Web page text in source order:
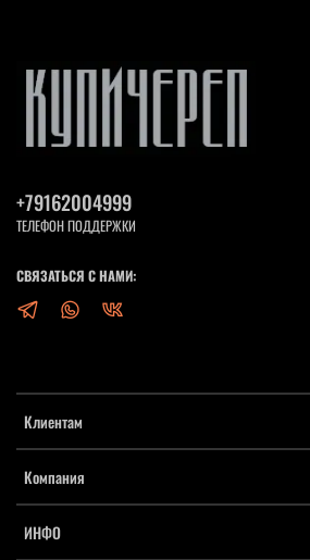
Клиентам
Компания
ИНФО
+79162004999
ТЕЛЕФОН ПОДДЕРЖКИ
СВЯЗАТЬСЯ С НАМИ: